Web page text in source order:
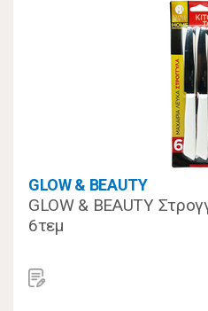
GLOW & BEAUTY
GLOW & BEAUTY
6τεμ